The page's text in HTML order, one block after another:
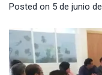
Posted on 5 de junio